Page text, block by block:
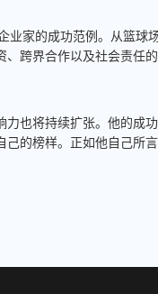
业家的成功范例。从篮球
跨界合作以及社会责任
也将持续扩张。他的成
的榜样。正如他自己所